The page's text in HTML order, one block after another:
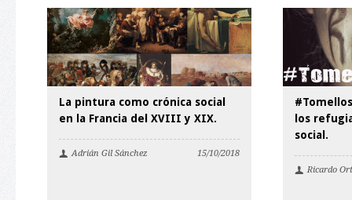
La pintura como crónica social
en la Francia del XVIII y XIX.
Adrián Gil Sánchez 15/10/2018
los
social.
Ricardo